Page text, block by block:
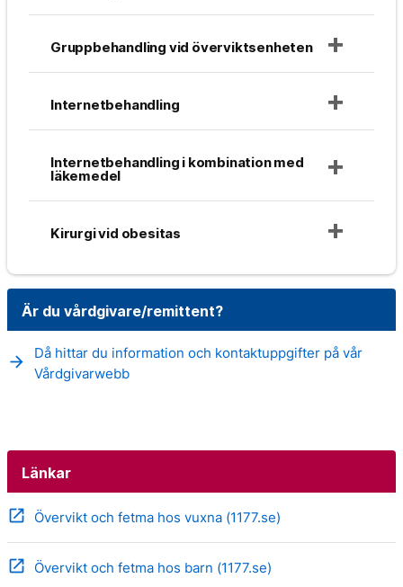
Gruppbehandling vid överviktsenheten
Internetbehandling
Internetbehandling i kombination med
läkemedel
Kirurgi vid obesitas
Är du vårdgivare/remittent?
arrow_forward
Då hittar du information och kontaktuppgifter på vår
Vårdgivarwebb
Länkar
open_in_new Övervikt och fetma hos vuxna (1177.se)
open_in_new Övervikt och fetma hos barn (1177.se)